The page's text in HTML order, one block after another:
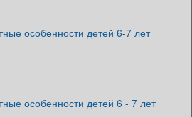
особенности детей 6-7 лет
особенности детей 6 - 7 лет